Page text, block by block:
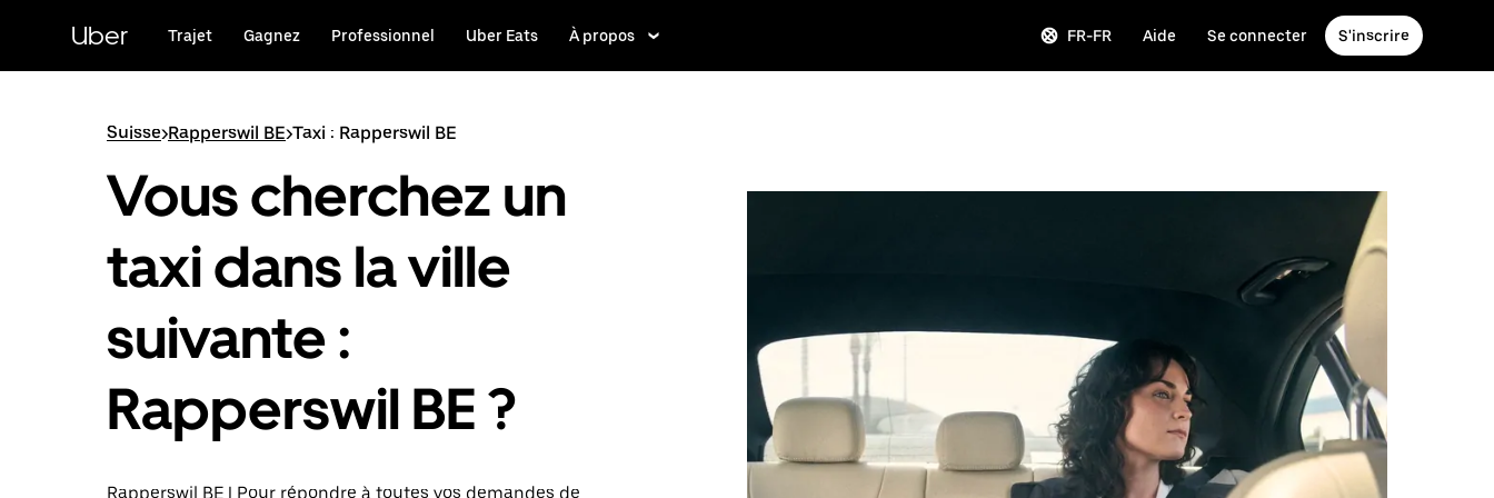
principal
Uber Trajet Gagnez Professionnel Uber Eats À propos FR-FR Aide Se connecter S'inscrire
Suisse>Rapperswil BE>Taxi : Rapperswil BE
Vous cherchez un
taxi dans la ville
suivante :
Rapperswil BE ?
Rapperswil BE | Pour répondre à toutes vos demandes de